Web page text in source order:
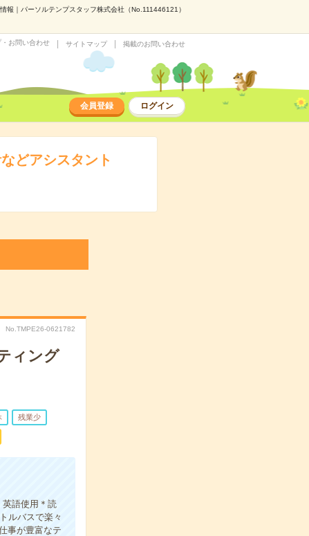
報｜パーソルテンプスタッフ株式会社（No.111446121）
お問い合わせ サイトマップ 掲載のお問い合わせ
会員登録 ログイン
どアシスタント
No.TMPE26-0621782
ィング
残業少
語使用＊読
ルバスで楽々
事が豊富なテ